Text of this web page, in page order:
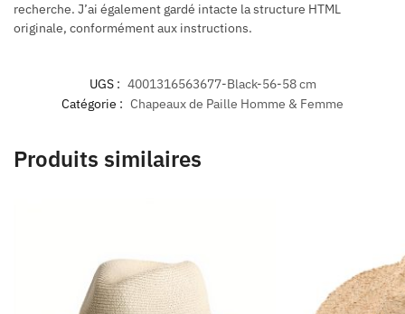
recherche. J’ai également gardé intacte la structure HTML
originale, conformément aux instructions.
UGS : 4001316563677-Black-56-58 cm
Catégorie : Chapeaux de Paille Homme & Femme
Produits similaires